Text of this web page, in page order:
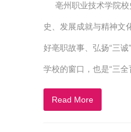
亳州职业技术学院校
史、发展成就与精神文
好亳职故事、弘扬“三
学校的窗口，也是“三全
Read More